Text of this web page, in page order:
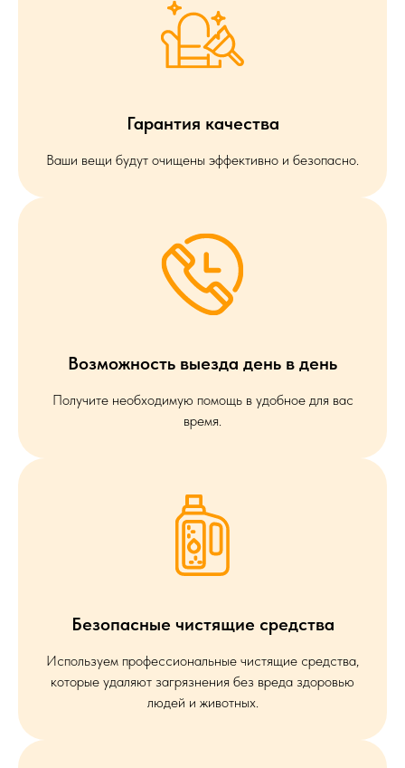
Гарантия качества
Ваши вещи будут очищены эффективно и безопасно.
Возможность выезда день в день
Получите необходимую помощь в удобное для вас
время.
Безопасные чистящие средства
Используем профессиональные чистящие средства,
которые удаляют загрязнения без вреда здоровью
людей и животных.